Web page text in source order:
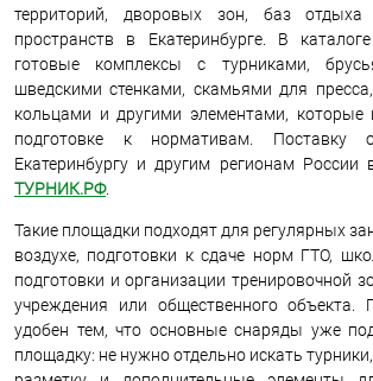
территорий, дворовых зон, баз
пространств в Екатеринбурге. В
готовые комплексы с турниками,
шведскими стенками, скамьями для
кольцами и другими элементами, которые
подготовке к нормативам. Поставку
Екатеринбургу и другим регионам России
ТУРНИК.РФ.
Такие площадки подходят для регулярных
воздухе, подготовки к сдаче норм ГТО,
подготовки и организации тренировочной
учреждения или общественного объекта.
удобен тем, что основные снаряды уже
площадку: не нужно отдельно искать